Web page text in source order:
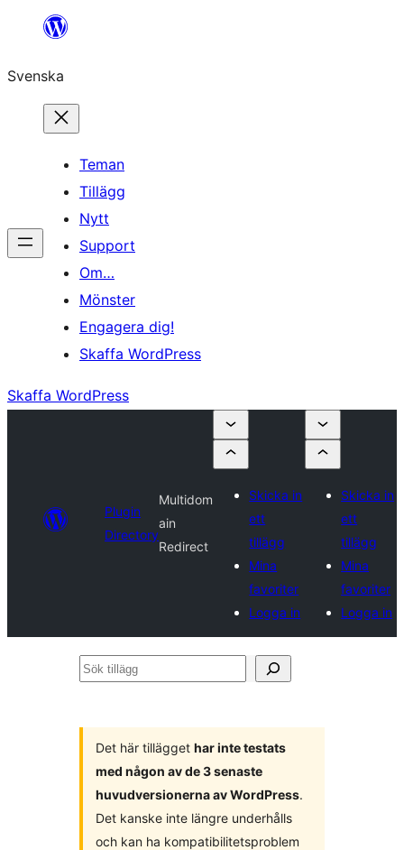
Hoppa
innehåll
Svenska
Teman
Tillägg
Nytt
Support
Om…
Mönster
Engagera dig!
Skaffa WordPress
Skaffa WordPress
Plugin
Directory
Multidom
ain
Redirect
Skicka in
ett
tillägg
Mina
favoriter
Logga in
Skicka in
ett
tillägg
Mina
favoriter
Logga in
Sök
Det här tillägget har inte testats
med någon av de 3 senaste
huvudversionerna av WordPress.
Det kanske inte längre underhålls
och kan ha kompatibilitetsproblem